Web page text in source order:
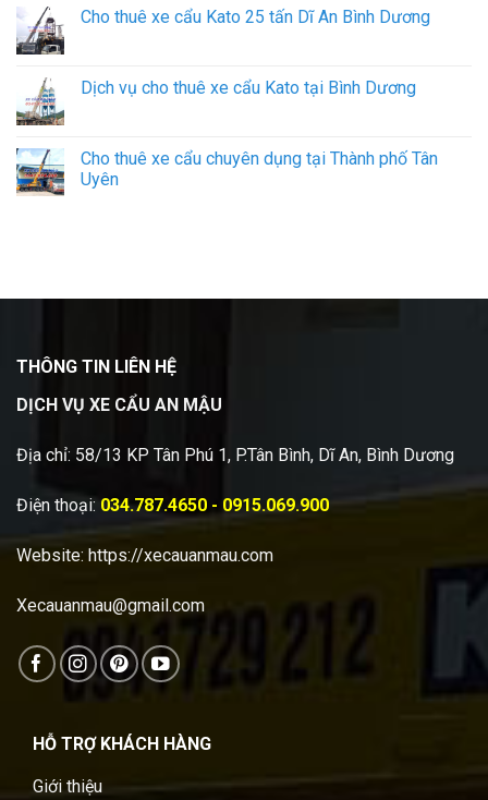
Cho thuê xe cẩu Kato 25 tấn Dĩ An Bình Dương
Dịch vụ cho thuê xe cẩu Kato tại Bình Dương
Cho thuê xe cẩu chuyên dụng tại Thành phố Tân
Uyên
THÔNG TIN LIÊN HỆ
DỊCH VỤ XE CẨU AN MẬU
Địa chỉ: 58/13 KP Tân Phú 1, P.Tân Bình, Dĩ An, Bình Dương
Điện thoại: 034.787.4650 - 0915.069.900
Website: https://xecauanmau.com
Xecauanmau@gmail.com
HỖ TRỢ KHÁCH HÀNG
Giới thiệu